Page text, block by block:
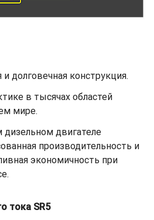
долговечная конструкция.
в тысячах областей
мире.
дизельном двигателе
производительность и
экономичность при
тока SR5